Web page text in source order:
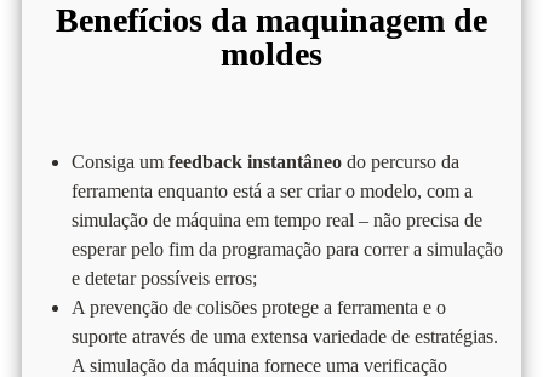
Benefícios da maquinagem de
moldes​
Consiga um feedback instantâneo do percurso da
ferramenta enquanto está a ser criar o modelo, com a
simulação de máquina em tempo real – não precisa de
esperar pelo fim da programação para correr a simulação
e detetar possíveis erros;
A prevenção de colisões protege a ferramenta e o
suporte através de uma extensa variedade de estratégias.
A simulação da máquina fornece uma verificação